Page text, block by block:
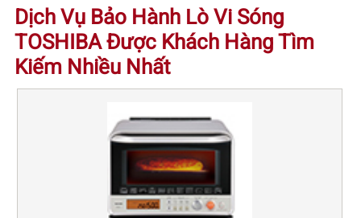
Dịch Vụ Bảo Hành Lò Vi Sóng
TOSHIBA Được Khách Hàng Tìm
Kiếm Nhiều Nhất